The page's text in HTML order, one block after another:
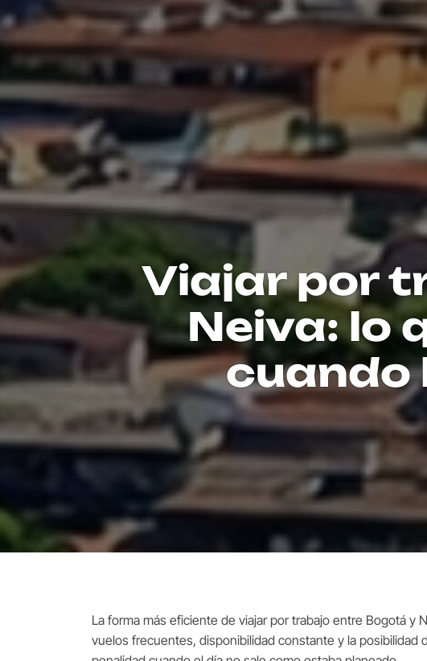
Viajar por
Neiva: lo
cuando
La forma más eficiente de viajar por trabajo entre Bogotá y
vuelos frecuentes, disponibilidad constante y la posibilidad